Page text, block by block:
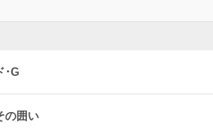
･G
の囲い